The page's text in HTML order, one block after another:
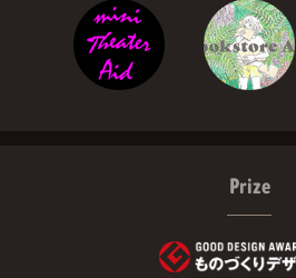
Prize